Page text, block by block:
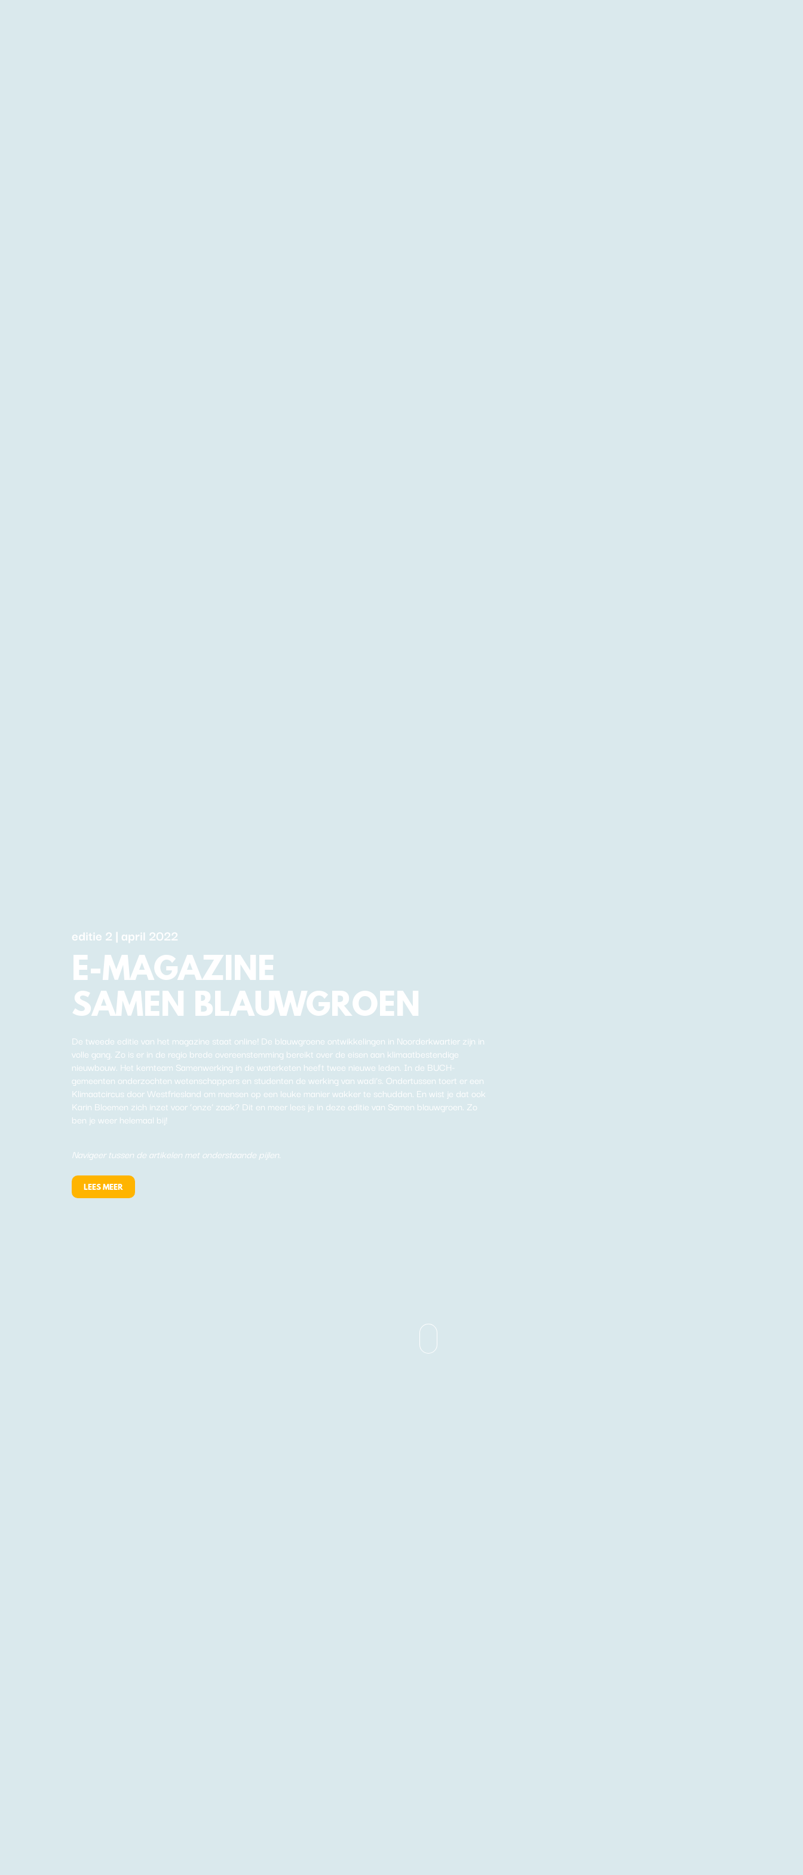
editie 2 | april 2022
E-MAGAZINE
SAMEN BLAUWGROEN
De tweede editie van het magazine staat online! De blauwgroene ontwikkelingen in Noorderkwartier zijn in
volle gang. Zo is er in de regio brede overeenstemming bereikt over de eisen aan klimaatbestendige
nieuwbouw. Het kernteam Samenwerking in de waterketen heeft twee nieuwe leden. In de BUCH-
gemeenten onderzochten wetenschappers en studenten de werking van wadi’s. Ondertussen toert er een
Klimaatcircus door Westfriesland om mensen op een leuke manier wakker te schudden. En wist je dat ook
Karin Bloemen zich inzet voor ‘onze’ zaak? Dit en meer lees je in deze editie van Samen blauwgroen. Zo
ben je weer helemaal bij!
Navigeer tussen de artikelen met onderstaande pijlen.
LEES MEER